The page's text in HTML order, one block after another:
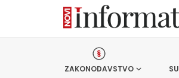
ZAKONODAVSTVO